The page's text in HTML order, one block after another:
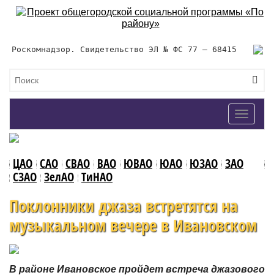
Роскомнадзор. Свидетельство ЭЛ № ФС 77 – 68415
Toggle
ЦАО САО СВАО ВАО ЮВАО ЮАО ЮЗАО ЗАО
СЗАО ЗелАО ТиНАО
Поклонники джаза встретятся на
музыкальном вечере в Ивановском
В районе Ивановское пройдет встреча джазового